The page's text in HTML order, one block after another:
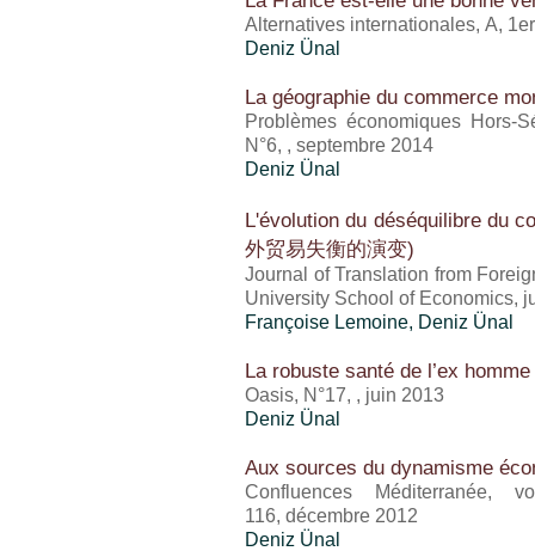
Alternatives internationales, A,
Deniz Ünal
La géographie du commerce
Problèmes économiques Hors-
N°6, , septembre 2014
Deniz Ünal
L'évolution du déséquilibre du
外贸易失衡的演变)
Journal of Translation from
University School of Economics,
Françoise Lemoine, Deniz Ünal
La robuste santé de l’ex
Oasis, N°17, , juin 2013
Deniz Ünal
Aux sources du dynamisme
Confluences Méditerranée,
116, décembre 2012
Deniz Ünal